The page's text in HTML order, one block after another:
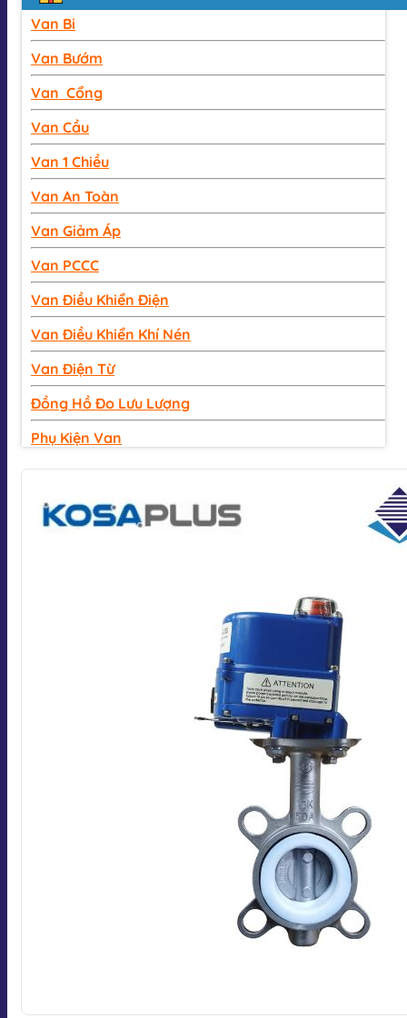
Van Bi
Van Bướm
Van Cổng
Van Cầu
Van 1 Chiều
Van An Toàn
Van Giảm Áp
Van PCCC
Van Điều Khiển Điện
Van Điều Khiển Khí Nén
Van Điện Từ
Đồng Hồ Đo Lưu Lượng
Phụ Kiện Van